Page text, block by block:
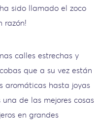
sido llamado el zoco
razón!
calles estrechas y
que a su vez están
aromáticas hasta joyas
de las mejores cosas
en grandes